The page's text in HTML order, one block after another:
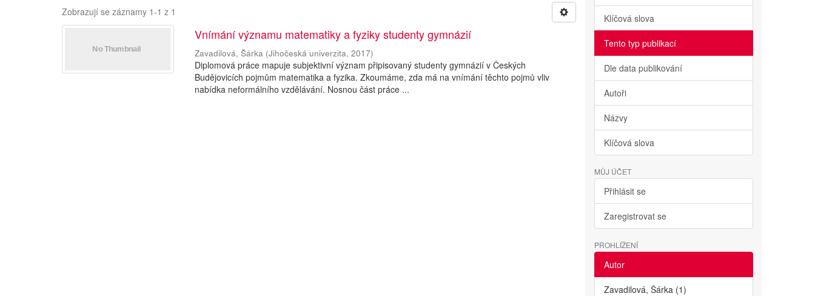
Zobrazují se záznamy 1-1 z 1
Vnímání významu matematiky a fyziky studenty gymnázií
Zavadilová, Šárka (Jihočeská univerzita,2017)
Diplomová práce mapuje subjektivní význam připisovaný studenty gymnázií v Českých
Budějovicích pojmům matematika a fyzika. Zkoumáme, zda má na vnímání těchto pojmů vliv
nabídka neformálního vzdělávání. Nosnou část práce ...
Klíčová slova
Tento typ publikací
Dle data publikování
Autoři
Názvy
Klíčová slova
MŮJ ÚČET
Přihlásit se
Zaregistrovat se
PROHLÍŽENÍ
Autor
Zavadilová, Šárka (1)